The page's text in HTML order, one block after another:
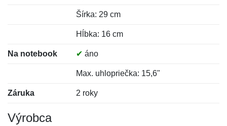
Šírka: 29 cm
Hĺbka: 16 cm
Na notebook ✔ áno
Max. uhlopriečka: 15,6"
Záruka 2 roky
Výrobca